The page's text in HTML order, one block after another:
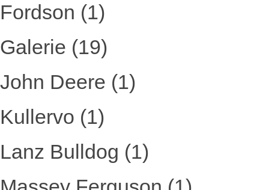
Fordson (1)
Galerie (19)
John Deere (1)
Kullervo (1)
Lanz Bulldog (1)